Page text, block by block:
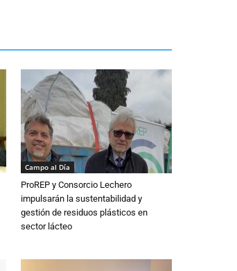
Campo al Día
ProREP y Consorcio Lechero
impulsarán la sustentabilidad y
gestión de residuos plásticos en
sector lácteo